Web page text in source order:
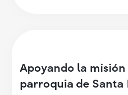
Apoyando la
parroquia de Santa